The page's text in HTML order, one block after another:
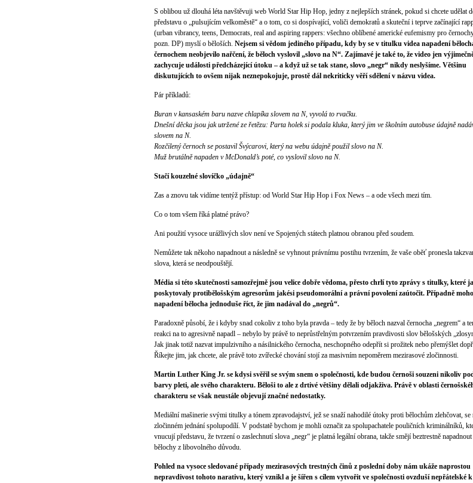
S oblibou už dlouhá léta navštěvuji web World Star Hip Hop, jedny z nejlepších stránek, pokud si chcete udělat
představu o „pulsujícím velkoměstě“ a o tom, co si dospívající, voliči demokratů a skuteční i teprve začínající
(urban vibrancy, teens, Democrats, real and aspiring rappers: všechno oblíbené americké eufemismy pro
pozn. DP) myslí o běloších. Nejsem si vědom jediného případu, kdy by se v titulku videa napadení
černochem neobjevilo nařčení, že běloch vyslovil „slovo na N“. Zajímavé je také to, že video jen
zachycuje události předcházející útoku – a když už se tak stane, slovo „negr“ nikdy neslyšíme. Většinu
diskutujících to ovšem nijak neznepokojuje, prostě dál nekriticky věří sdělení v názvu videa.
Pár příkladů:
Buran v kansaském baru nazve chlapíka slovem na N, vyvolá to rvačku.
Dnešní děcka jsou jak utržené ze řetězu: Parta holek si podala kluka, který jim ve školním autobuse údajně
slovem na N.
Rozčilený černoch se postavil Švýcarovi, který na webu údajně použil slovo na N.
Muž brutálně napaden v McDonald’s poté, co vyslovil slovo na N.
Stačí kouzelné slovíčko „údajně“
Zas a znovu tak vidíme tentýž přístup: od World Star Hip Hop i Fox News – a ode všech mezi tím.
Co o tom všem říká platné právo?
Ani použití vysoce urážlivých slov není ve Spojených státech platnou obranou před soudem.
Nemůžete tak někoho napadnout a následně se vyhnout právnímu postihu tvrzením, že vaše oběť pronesla
slova, která se neodpouštějí.
Média si této skutečnosti samozřejmě jsou velice dobře vědoma, přesto chrlí tyto zprávy s titulky, které
poskytovaly protibělošským agresorům jakési pseudomorální a právní povolení zaútočit. Případně
napadení bělocha jednoduše říct, že jim nadával do „negrů“.
Paradoxně působí, že i kdyby snad cokoliv z toho byla pravda – tedy že by běloch nazval černocha „negrem“ a
reakci na to agresivně napadl – nebylo by právě to neprůstřelným potvrzením pravdivosti slov bělošských
Jak jinak totiž nazvat impulzivního a násilnického černocha, neschopného odepřít si prožitek nebo přemýšlet
Říkejte jim, jak chcete, ale právě toto zvířecké chování stojí za masivním nepoměrem mezirasové zločinnosti.
Martin Luther King Jr. se kdysi svěřil se svým snem o společnosti, kde budou černoši souzeni nikoliv
barvy pleti, ale svého charakteru. Běloši to ale z drtivé většiny dělali odjakživa. Právě v oblasti
charakteru se však neustále objevují značné nedostatky.
Mediální mašinerie svými titulky a tónem zpravodajství, jež se snaží nahodilé útoky proti bělochům zlehčovat, se
zločinném jednání spolupodílí. V podstatě bychom je mohli označit za spolupachatele pouličních kriminálníků,
vnucují představu, že tvrzení o zaslechnutí slova „negr“ je platná legální obrana, takže smějí beztrestně napadnout
bělochy z libovolného důvodu.
Pohled na vysoce sledované případy mezirasových trestných činů z poslední doby nám ukáže naprostou
nepravdivost tohoto narativu, který vznikl a je šířen s cílem vytvořit ve společnosti ovzduší nepřátelské k